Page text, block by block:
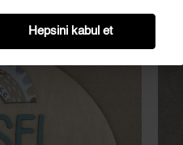
Hepsini kabul et